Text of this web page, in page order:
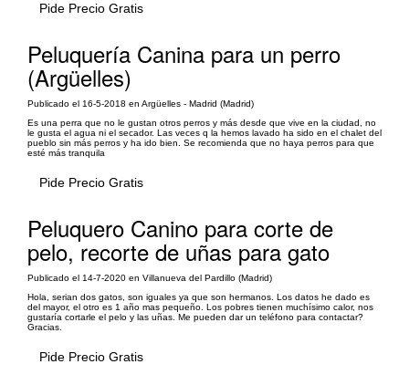
Pide Precio Gratis
Peluquería Canina para un perro
(Argüelles)
Publicado el 16-5-2018 en Argüelles - Madrid (Madrid)
Es una perra que no le gustan otros perros y más desde que vive en la ciudad, no
le gusta el agua ni el secador. Las veces q la hemos lavado ha sido en el chalet del
pueblo sin más perros y ha ido bien. Se recomienda que no haya perros para que
esté más tranquila
Pide Precio Gratis
Peluquero Canino para corte de
pelo, recorte de uñas para gato
Publicado el 14-7-2020 en Villanueva del Pardillo (Madrid)
Hola, serian dos gatos, son iguales ya que son hermanos. Los datos he dado es
del mayor, el otro es 1 año mas pequeño. Los pobres tienen muchísimo calor, nos
gustaría cortarle el pelo y las uñas. Me pueden dar un teléfono para contactar?
Gracias.
Pide Precio Gratis